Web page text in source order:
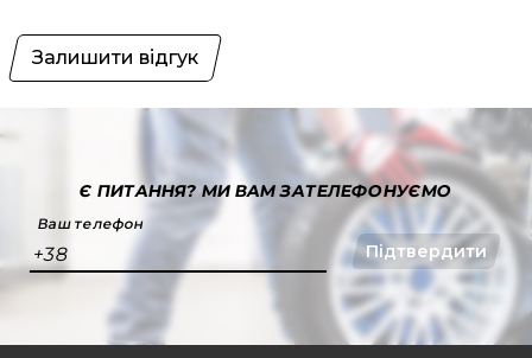
Залишити відгук
Є ПИТАННЯ?МИ ВАМ ЗАТЕЛЕФОНУЄМО
Ваш телефон
+38 Підтвердити